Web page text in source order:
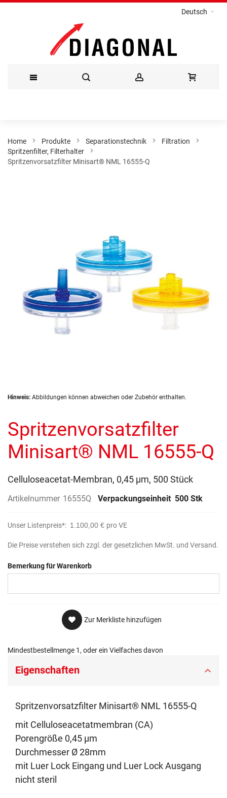
Deutsch
Inhalt
Home Produkte Separationstechnik
Filtration
Spritzenfilter, Filterhalter
Spritzenvorsatzfilter Minisart® NML 16555-Q
Zum
Bildergalerie
springen
Hinweis: Abbildungen können abweichen oder Zubehör enthalten.
Spritzenvorsatzfilter
Minisart® NML 16555-Q
Celluloseacetat-Membran, 0,45 µm, 500 Stück
Artikelnummer 16555Q Verpackungseinheit 500 Stk
Unser Listenpreis*: 1.100,00 € pro VE
Die Preise verstehen sich zzgl. der gesetzlichen MwSt. und Versand.
Bemerkung für Warenkorb
Zur Merkliste hinzufügen
Mindestbestellmenge 1, oder ein Vielfaches davon
Eigenschaften
Spritzenvorsatzfilter Minisart® NML 16555-Q
mit Celluloseacetatmembran (CA)
Porengröße 0,45 µm
Durchmesser Ø 28mm
mit Luer Lock Eingang und Luer Lock Ausgang
nicht steril